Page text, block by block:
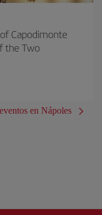
Capodimonte
the Two
en Nápoles